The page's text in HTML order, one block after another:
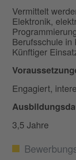
Vermittelt
Elektronik,
Berufsschule in
Künftiger
Engagiert,
3,5 Jahre